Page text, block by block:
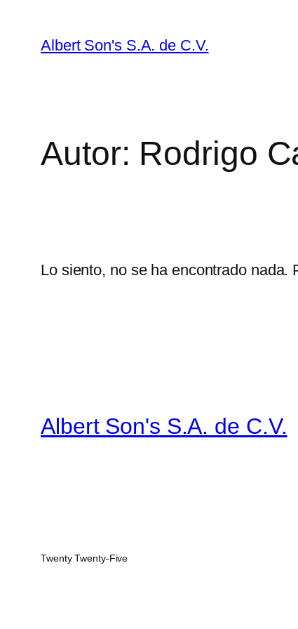
contenido
Albert Son's S.A. de C.V.
Autor: Rodrigo
Lo siento, no se ha encontrado nada.
Albert Son's S.A. de C.V.
Twenty Twenty-Five